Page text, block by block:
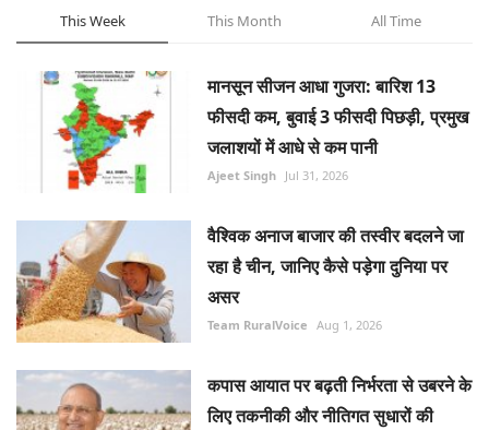
Awards 2022
Agri Start-Ups
Language
English Hindi
This Week This Month All Time
मानसून सीजन आधा गुजरा: बारिश 13
फीसदी कम, बुवाई 3 फीसदी पिछड़ी, प्रमुख
जलाशयों में आधे से कम पानी
Ajeet Singh Jul 31, 2026
वैश्विक अनाज बाजार की तस्वीर बदलने जा
रहा है चीन, जानिए कैसे पड़ेगा दुनिया पर
असर
Team RuralVoice Aug 1, 2026
कपास आयात पर बढ़ती निर्भरता से उबरने के
लिए तकनीकी और नीतिगत सुधारों की